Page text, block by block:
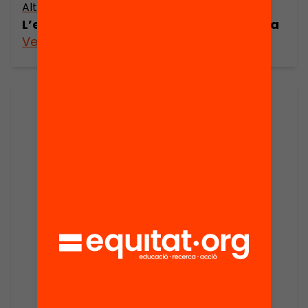
Altres arxius
L’emergència del lideratge del sistema
Veure’n més